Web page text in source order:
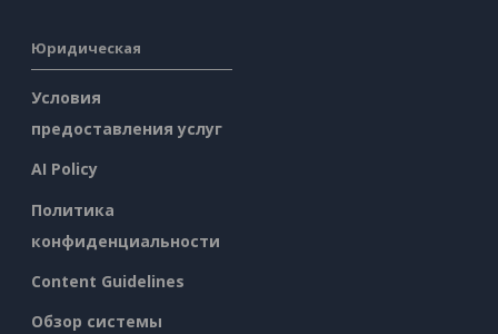
Юридическая
Условия
предоставления услуг
AI Policy
Политика
конфиденциальности
Content Guidelines
Обзор системы